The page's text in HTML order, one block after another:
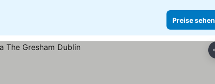
Preise sehen